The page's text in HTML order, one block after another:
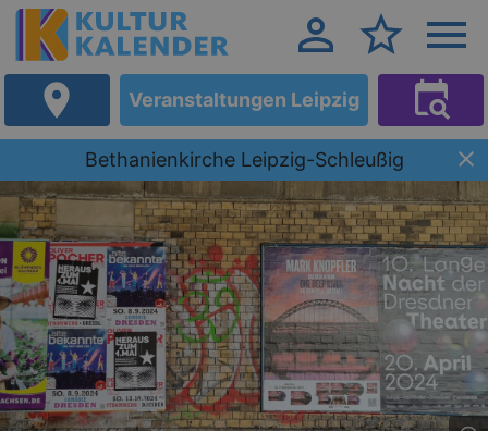
Veranstaltungen Leipzig
Bethanienkirche Leipzig-Schleußig